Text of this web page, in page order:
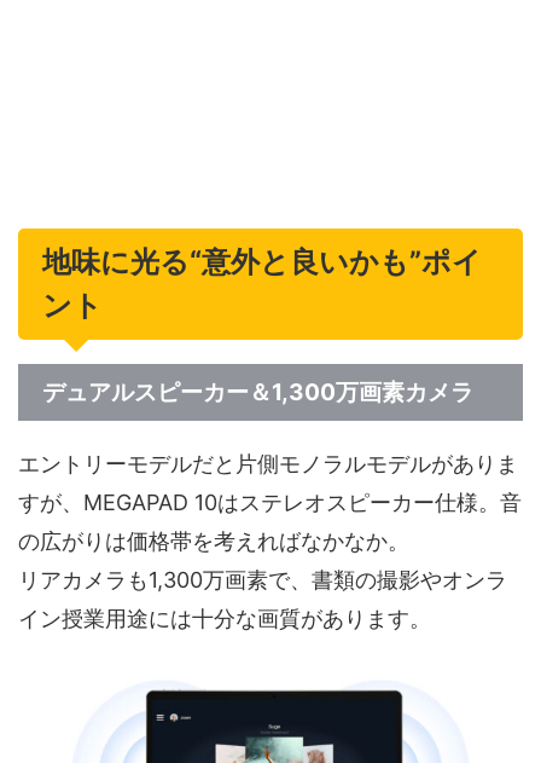
地味に光る“意外と良いかも”ポイ
ント
デュアルスピーカー＆1,300万画素カメラ
エントリーモデルだと片側モノラルモデルがありま
すが、MEGAPAD 10はステレオスピーカー仕様。音
の広がりは価格帯を考えればなかなか。
リアカメラも1,300万画素で、書類の撮影やオンラ
イン授業用途には十分な画質があります。